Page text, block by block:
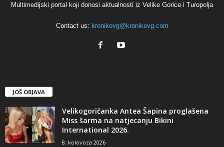
Multimedijski portal koji donosi aktualnosti iz Velike Gorice i Turopolja
Contact us: kronikevg@kronikevg.com
JOŠ OBJAVA
Velikogoričanka Antea Šapina proglašena
Miss šarma na natjecanju Bikini
International 2026.
8. kolovoza 2026